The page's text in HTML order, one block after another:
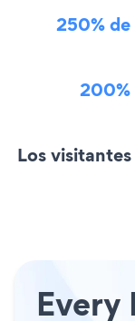
250%
Los
Every